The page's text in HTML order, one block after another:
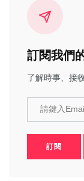
訂閱我們
了解時事、接
請鍵入
訂閱